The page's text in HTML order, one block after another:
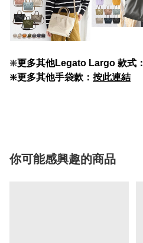
❇️更多其他Legato Largo 款式：
❇️更多其他手袋款： 按此連結
你可能感興趣的商品